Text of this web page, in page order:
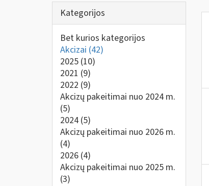
Kategorijos
Bet kurios kategorijos
Akcizai (42)
2025 (10)
2021 (9)
2022 (9)
Akcizų pakeitimai nuo 2024 m.
(5)
2024 (5)
Akcizų pakeitimai nuo 2026 m.
(4)
2026 (4)
Akcizų pakeitimai nuo 2025 m.
(3)